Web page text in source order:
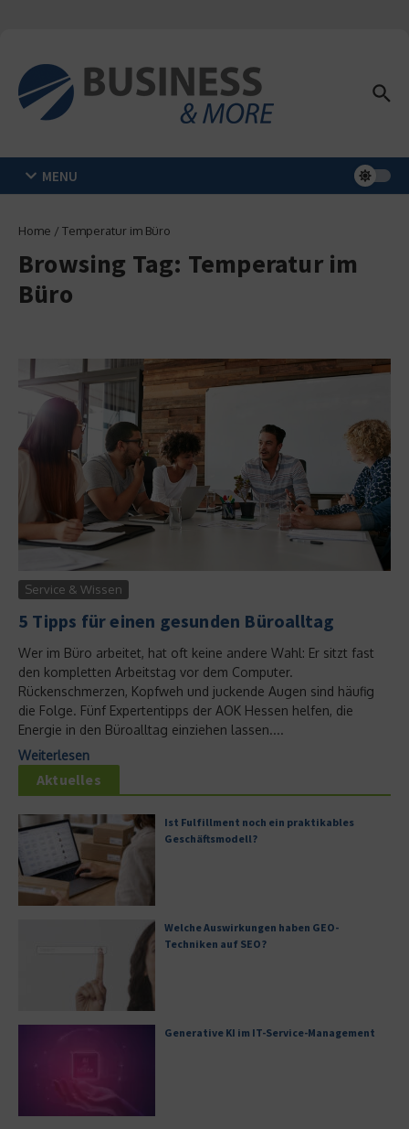
MENU
Home / Temperatur im Büro
Browsing Tag: Temperatur im
Büro
Service & Wissen
5 Tipps für einen gesunden Büroalltag
Wer im Büro arbeitet, hat oft keine andere Wahl: Er sitzt fast
den kompletten Arbeitstag vor dem Computer.
Rückenschmerzen, Kopfweh und juckende Augen sind häufig
die Folge. Fünf Expertentipps der AOK Hessen helfen, die
Energie in den Büroalltag einziehen lassen....
Weiterlesen
Aktuelles
Ist Fulfillment noch ein praktikables
Geschäftsmodell?
Welche Auswirkungen haben GEO-
Techniken auf SEO?
Generative KI im IT-Service-Management